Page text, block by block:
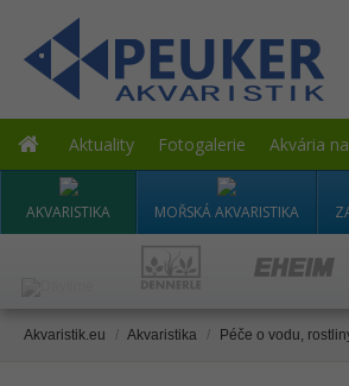
Aktuality Fotogalerie Akvária
AKVARISTIKA MOŘSKÁ AKVARISTIKA
Akvaristik.eu / Akvaristika / Péče o vodu,